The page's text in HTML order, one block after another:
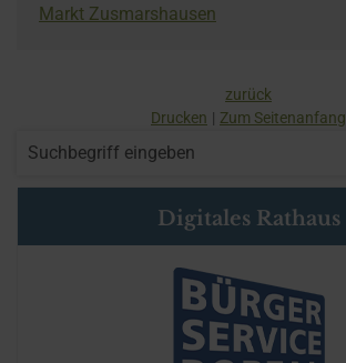
Markt Zusmarshausen
zurück
Drucken
Zum Seitenanfang
Digitales Rathaus